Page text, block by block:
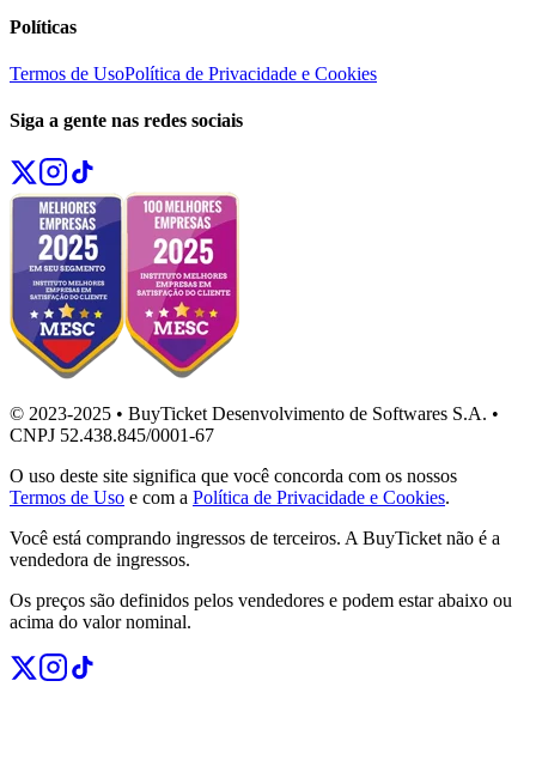
Políticas
Termos de UsoPolítica de Privacidade e Cookies
Siga a gente nas redes sociais
© 2023-2025 • BuyTicket Desenvolvimento de Softwares S.A. •
CNPJ 52.438.845/0001-67
O uso deste site significa que você concorda com os nossos
Termos de Uso e com a Política de Privacidade e Cookies.
Você está comprando ingressos de terceiros. A BuyTicket não é a
vendedora de ingressos.
Os preços são definidos pelos vendedores e podem estar abaixo ou
acima do valor nominal.